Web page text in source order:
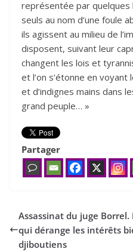
représentée par quelques
seuls au nom d’une foule
ils agissent au milieu de
disposent, suivant leur
changent les lois et
et l’on s’étonne en
et d’indignes mains dans
grand peuple… »
Partager
Assassinat du juge
qui dérange les intérêts
djiboutiens